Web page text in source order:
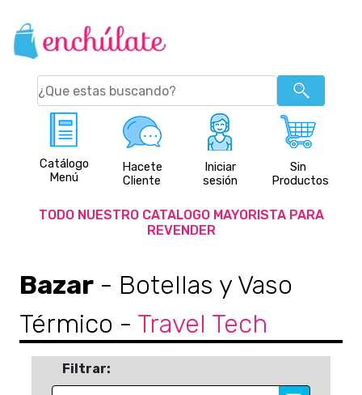
Catálogo
Menú
Hacete
Cliente
Iniciar
sesión
Sin
Productos
TODO NUESTRO CATALOGO MAYORISTA PARA
REVENDER
Bazar - Botellas y Vaso
Térmico - Travel Tech
Filtrar: